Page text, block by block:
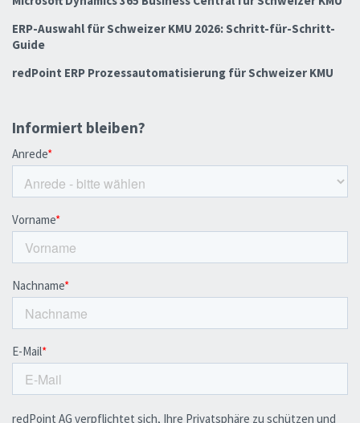
ERP-Auswahl für Schweizer KMU 2026: Schritt-für-Schritt-
Guide
redPoint ERP Prozessautomatisierung für Schweizer KMU
Informiert bleiben?